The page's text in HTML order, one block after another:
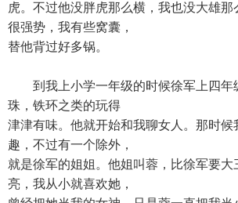
虎。不过他没胖虎那么横，我也没大雄
很强势，我有些窝囊，
替他背过好多锅。
到我上小学一年级的时候徐军上四年
珠，铁环之类的玩得
津津有味。他就开始和我聊女人。那时候
趣，不过有一个除外，
就是徐军的姐姐。他姐叫蓉，比徐军要大
亮，我从小就喜欢她，